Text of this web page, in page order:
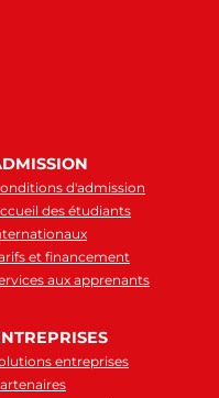
d'admission
des étudiants
et financement
aux apprenants
entreprises